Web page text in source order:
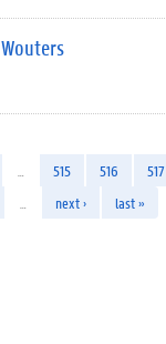
515 516 517
next › last »